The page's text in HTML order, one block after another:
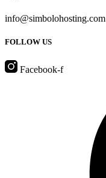
info@simbolohosting.com
FOLLOW US
Facebook-f